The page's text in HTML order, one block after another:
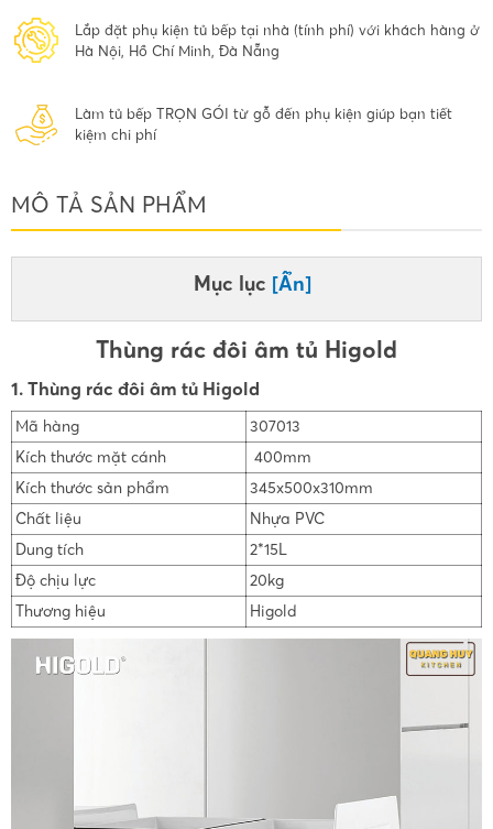
Lắp đặt phụ kiện tủ bếp tại nhà (tính phí) với khách hàng ở
Hà Nội, Hồ Chí Minh, Đà Nẵng
Làm tủ bếp TRỌN GÓI từ gỗ đến phụ kiện giúp bạn tiết
kiệm chi phí
MÔ TẢ SẢN PHẨM
Mục lục [Ẩn]
Thùng rác đôi âm tủ Higold
1. Thùng rác đôi âm tủ Higold
Mã hàng
307013
Kích thước mặt cánh
400mm
Kích thước sản phẩm
345x500x310mm
Chất liệu
Nhựa PVC
Dung tích
2*15L
Độ chịu lực
20kg
Thương hiệu
Higold